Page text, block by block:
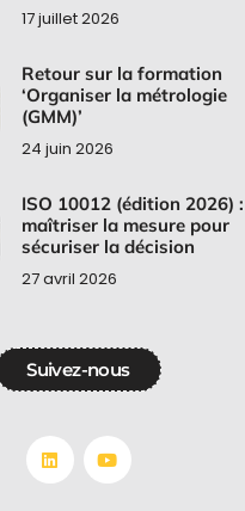
17 juillet 2026
Retour sur la formation
‘Organiser la métrologie
(GMM)’
24 juin 2026
ISO 10012 (édition 2026) :
maîtriser la mesure pour
sécuriser la décision
27 avril 2026
Suivez-nous